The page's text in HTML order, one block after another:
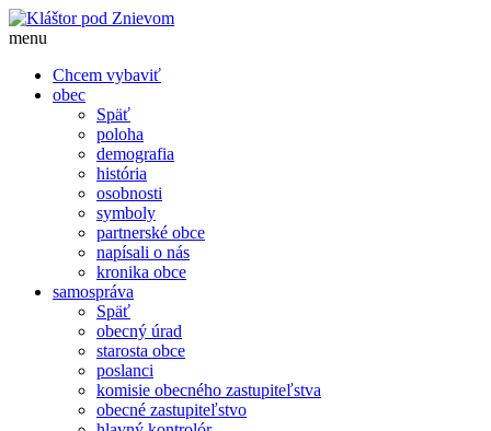
menu
Chcem vybaviť
obec
Späť
poloha
demografia
história
osobnosti
symboly
partnerské obce
napísali o nás
kronika obce
samospráva
Späť
obecný úrad
starosta obce
poslanci
komisie obecného zastupiteľstva
obecné zastupiteľstvo